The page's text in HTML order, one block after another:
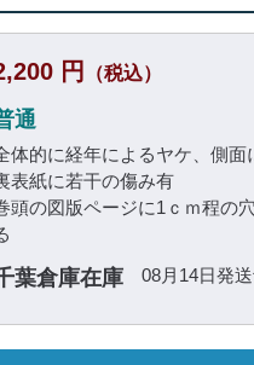
円 （税込）
通
体的に経年によるヤケ、側面
表紙に若干の傷み有
頭の図版ページに1ｃｍ程の
葉倉庫在庫 08月14日発